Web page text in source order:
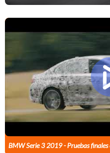
BMW Serie 3 2019 - Pruebas